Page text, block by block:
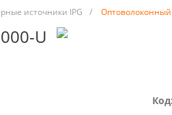
источники IPG / Оптоволоконный
U